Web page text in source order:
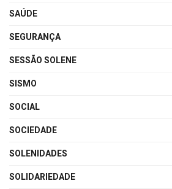
SAÚDE
SEGURANÇA
SESSÃO SOLENE
SISMO
SOCIAL
SOCIEDADE
SOLENIDADES
SOLIDARIEDADE